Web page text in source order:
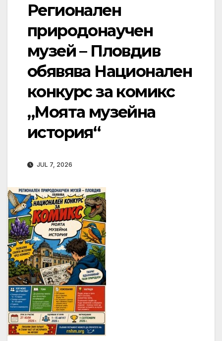
Регионален
природонаучен
музей – Пловдив
обявява Национален
конкурс за комикс
„Моята музейна
история“
JUL 7, 2026